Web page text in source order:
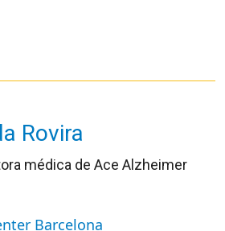
Rovira
médica de Ace Alzheimer
Barcelona